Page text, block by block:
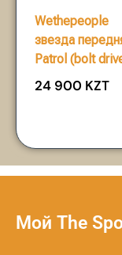
Wethepeople
звезда
Patrol (bolt
24 900 KZT
Мой The